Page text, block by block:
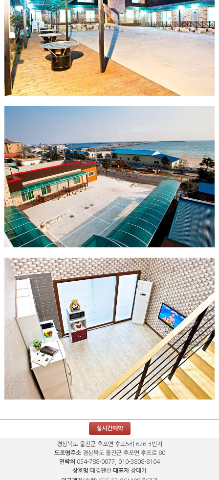
실시간예약
경상북도 울진군 후포면 후포5리 626-3번지
도로명주소경상북도 울진군 후포면 후포로 80
연락처 054-788-0077, 010-3808-8104
상호명 대경펜션 대표자 장대기